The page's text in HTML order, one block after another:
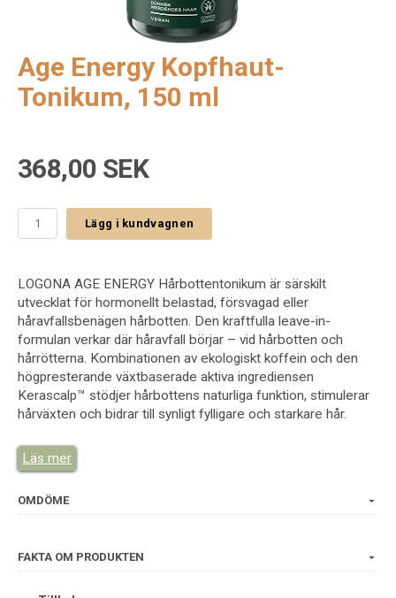
Age Energy Kopfhaut-
Tonikum, 150 ml
368,00 SEK
Lägg i kundvagnen
LOGONA AGE ENERGY Hårbottentonikum är särskilt
utvecklat för hormonellt belastad, försvagad eller
håravfallsbenägen hårbotten. Den kraftfulla leave-in-
formulan verkar där håravfall börjar – vid hårbotten och
hårrötterna. Kombinationen av ekologiskt koffein och den
högpresterande växtbaserade aktiva ingrediensen
Kerascalp™ stödjer hårbottens naturliga funktion, stimulerar
hårväxten och bidrar till synligt fylligare och starkare hår.
Den innovativa ingrediensen Kerascalp™ är ett
multifunktionellt växtkomplex som har utvecklats för att
hårbottens naturliga skyddsbarriär, motverkar hormonella
och stressrelaterade förändringar samt förbättrar hårets
håravfall förebyggas. Kerascalp™ bidrar även till att stärka
hårstrukturen, minska håravbrott och motverka förtida
grånande.
Läs mer
OMDÖME
FAKTA OM PRODUKTEN